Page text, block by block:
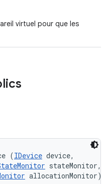
virtuel pour que les
(IDevice device,
stateMonitor,
allocationMonitor)